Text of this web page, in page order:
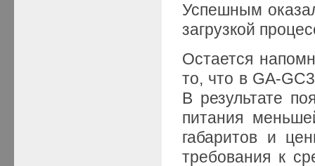
Успешным
загрузкой
Остается
то, что в GA-
В результате
питания
габаритов и
требования к